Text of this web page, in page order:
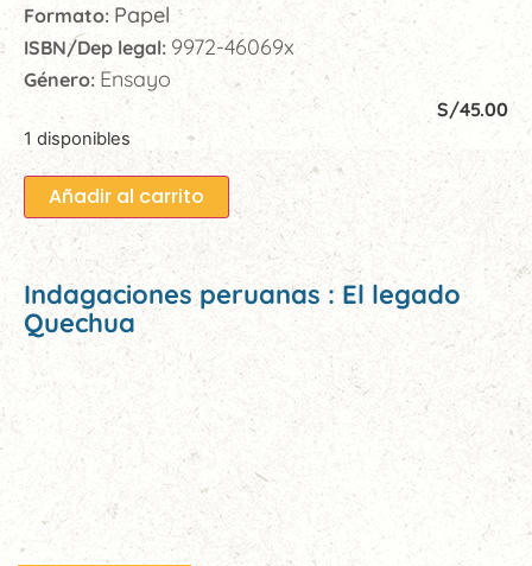
Formato: Papel
ISBN/Dep legal: 9972-46069x
Género: Ensayo
S/45.00
1 disponibles
Añadir al carrito
Indagaciones peruanas : El legado
Quechua